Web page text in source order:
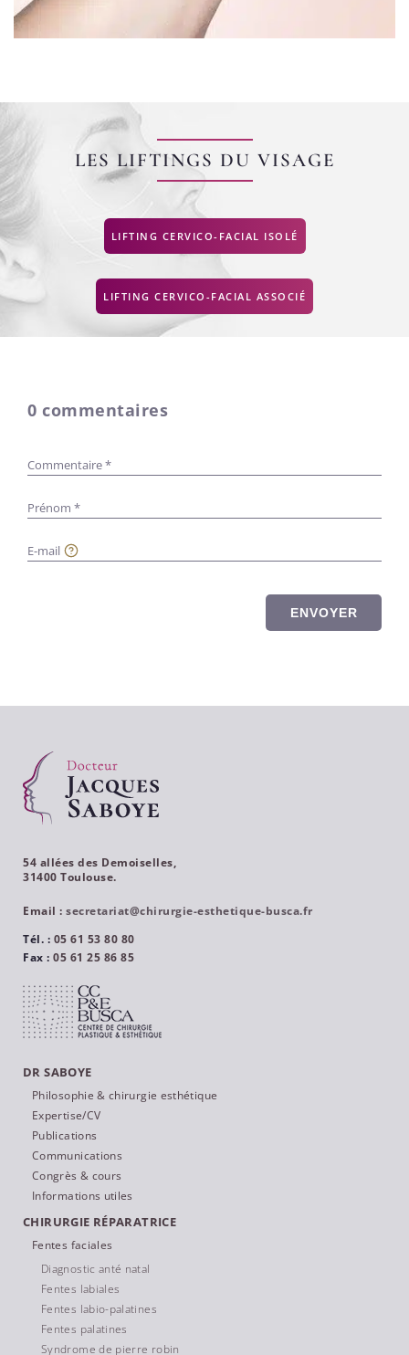
LES LIFTINGS DU VISAGE
LIFTING CERVICO-FACIAL ISOLÉ
LIFTING CERVICO-FACIAL ASSOCIÉ
0 commentaires
Commentaire *
Prénom *
E-mail
ENVOYER
54 allées des Demoiselles,
31400 Toulouse.
Email : secretariat@chirurgie-esthetique-busca.fr
Tél. : 05 61 53 80 80
Fax : 05 61 25 86 85
DR SABOYE
Philosophie & chirurgie esthétique
Expertise/CV
Publications
Communications
Congrès & cours
Informations utiles
CHIRURGIE RÉPARATRICE
Fentes faciales
Diagnostic anté natal
Fentes labiales
Fentes labio-palatines
Fentes palatines
Syndrome de pierre robin